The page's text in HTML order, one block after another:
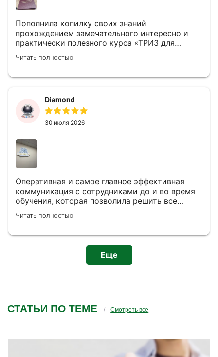
Пополнила копилку своих знаний
прохождением замечательного интересно и
практически полезного курса «ТРИЗ для
решений» от бизнес-шкоды ITC GROUP.
доступной и интересной форме донес
и кейсов. Вся организация от школы на
высшем уровне, продуманы все даже
мельчайшие моменты. Спасибо большое,
рекомендовать коллегам!
Читать полностью
Diamond
30 июля 2026
Оперативная и самое главное эффективная
коммуникация с сотрудниками до и во время
обучения, которая позволила решить все
сгруппировано все по темам, много полезной
презентация. Шикарный педагог с глубокими
Читать полностью
Еще
СТАТЬИ ПО ТЕМЕ Смотреть все